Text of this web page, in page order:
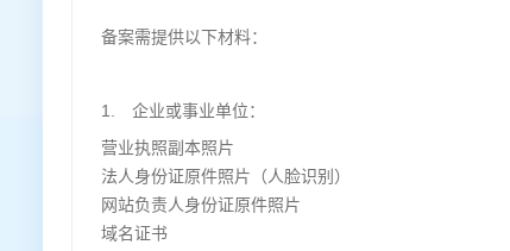
备案需提供以下材料：
1. 企业或事业单位：
营业执照副本照片
法人身份证原件照片（人脸识别）
网站负责人身份证原件照片
域名证书